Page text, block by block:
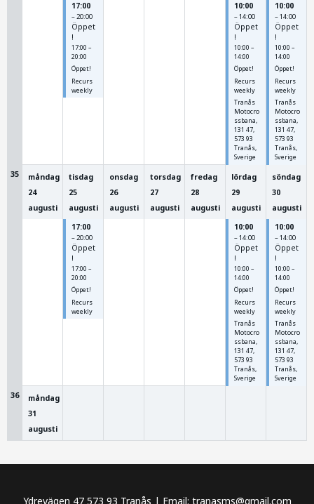
17:00
– 20:00
Öppet
!
17:00 –
20:00
Öppet!
Recurs
weekly
10:00
– 14:00
Öppet
!
10:00 –
14:00
Öppet!
Recurs
weekly
Tranås
Motocro
ssbana,
131 47,
573 93
Tranås,
Sverige
10:00
– 14:00
Öppet
!
10:00 –
14:00
Öppet!
Recurs
weekly
Tranås
Motocro
ssbana,
131 47,
573 93
Tranås,
Sverige
35
måndag
24
augusti
tisdag
25
augusti
17:00
– 20:00
Öppet
!
17:00 –
20:00
Öppet!
Recurs
weekly
onsdag
26
augusti
torsdag
27
augusti
fredag
28
augusti
lördag
29
augusti
10:00
– 14:00
Öppet
!
10:00 –
14:00
Öppet!
Recurs
weekly
Tranås
Motocro
ssbana,
131 47,
573 93
Tranås,
Sverige
söndag
30
augusti
10:00
– 14:00
Öppet
!
10:00 –
14:00
Öppet!
Recurs
weekly
Tranås
Motocro
ssbana,
131 47,
573 93
Tranås,
Sverige
36
måndag
31
augusti
Ydrevägen 47 573 93 Tranås | Email: tranasms@gmail.com